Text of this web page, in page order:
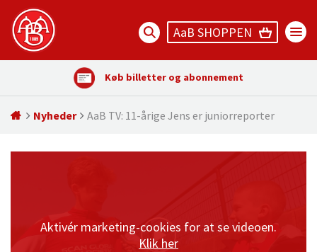
AaB SHOPPEN
Køb billetter og abonnement
Nyheder AaB TV: 11-årige Jens er juniorreporter
Aktivér marketing-cookies for at se videoen.
Klik her